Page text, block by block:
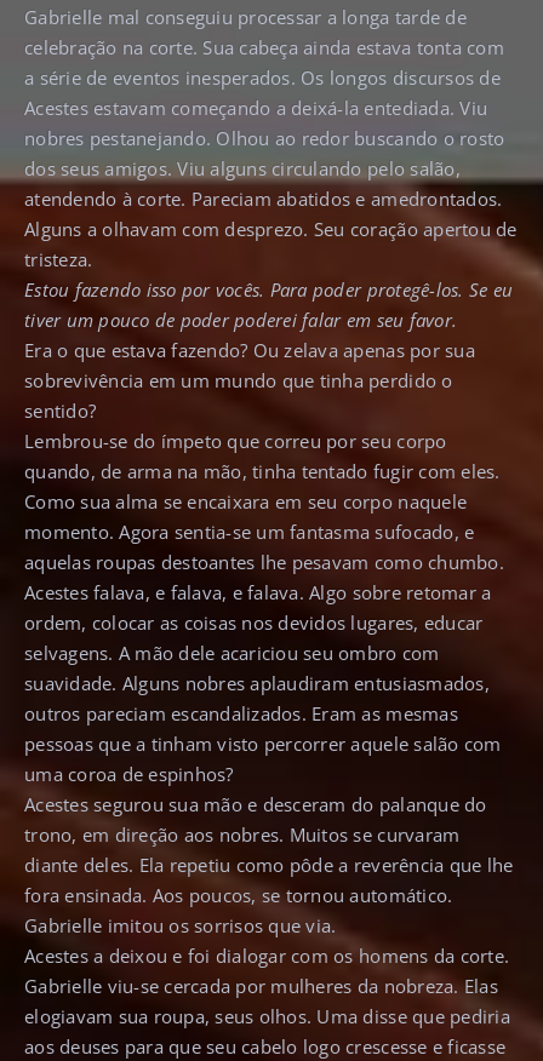
Gabrielle mal conseguiu processar a longa tarde de
celebração na corte. Sua cabeça ainda estava tonta com
a série de eventos inesperados. Os longos discursos de
Acestes estavam começando a deixá-la entediada. Viu
nobres pestanejando. Olhou ao redor buscando o rosto
dos seus amigos. Viu alguns circulando pelo salão,
atendendo à corte. Pareciam abatidos e amedrontados.
Alguns a olhavam com desprezo. Seu coração apertou de
tristeza.
Estou fazendo isso por vocês. Para poder protegê-los. Se eu
tiver um pouco de poder poderei falar em seu favor.
Era o que estava fazendo? Ou zelava apenas por sua
sobrevivência em um mundo que tinha perdido o
sentido?
Lembrou-se do ímpeto que correu por seu corpo
quando, de arma na mão, tinha tentado fugir com eles.
Como sua alma se encaixara em seu corpo naquele
momento. Agora sentia-se um fantasma sufocado, e
aquelas roupas destoantes lhe pesavam como chumbo.
Acestes falava, e falava, e falava. Algo sobre retomar a
ordem, colocar as coisas nos devidos lugares, educar
selvagens. A mão dele acariciou seu ombro com
suavidade. Alguns nobres aplaudiram entusiasmados,
outros pareciam escandalizados. Eram as mesmas
pessoas que a tinham visto percorrer aquele salão com
uma coroa de espinhos?
Acestes segurou sua mão e desceram do palanque do
trono, em direção aos nobres. Muitos se curvaram
diante deles. Ela repetiu como pôde a reverência que lhe
fora ensinada. Aos poucos, se tornou automático.
Gabrielle imitou os sorrisos que via.
Acestes a deixou e foi dialogar com os homens da corte.
Gabrielle viu-se cercada por mulheres da nobreza. Elas
elogiavam sua roupa, seus olhos. Uma disse que pediria
aos deuses para que seu cabelo logo crescesse e ficasse